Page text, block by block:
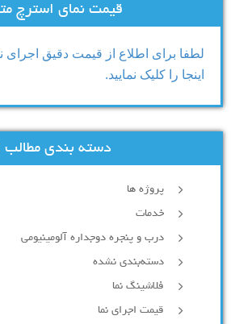
قیمت نمای استرچ
لطفا برای اطلاع از قیمت دقیق اجرای
اینجا را کلیک نمایید.
دسته بندی مطالب
پروژه ها
خدمات
درب و پنجره دوجداره آلومینیومی
دسته‌بندی نشده
فلاشینگ نما
قیمت اجرای نما